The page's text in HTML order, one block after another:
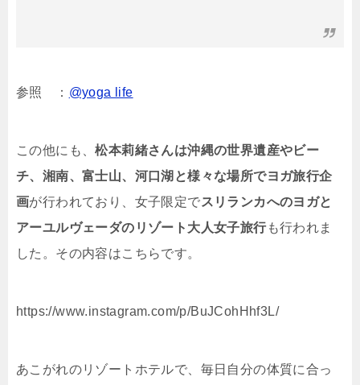
参照 ： @yoga life
この他にも、松本莉緒さんは沖縄の世界遺産やビー
チ、湘南、富士山、河口湖と様々な場所でヨガ旅行企
画が行われており、女子限定でスリランカへのヨガと
アーユルヴェーダのリゾート大人女子旅行も行われま
した。その内容はこちらです。
https://www.instagram.com/p/BuJCohHhf3L/
あこがれのリゾートホテルで、毎日自分の体質に合っ